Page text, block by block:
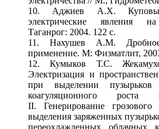
10. Аджиев А.Х.
электрические явления
Таганрог: 2004. 122 c.
11. Нахушев А.М.
применение. М: Физматлит,
12. Кумыков Т.С.
Электризация и
при выделении
коагуляционного
II. Генерирование грозового
выделения заряженных
переохлажденных облачных